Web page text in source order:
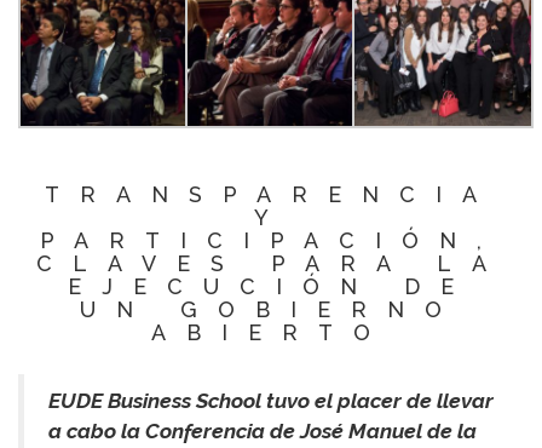
TRANSPARENCIA
Y
PARTICIPACIÓN,
CLAVES PARA LA
EJECUCIÓN DE
UN GOBIERNO
ABIERTO
EUDE Business School tuvo el placer de llevar
a cabo la Conferencia de José Manuel de la